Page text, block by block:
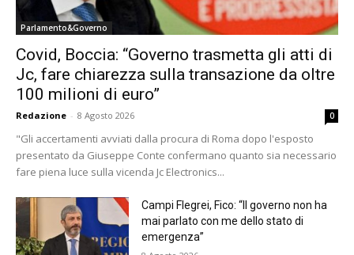
Parlamento&Governo
Covid, Boccia: “Governo trasmetta gli atti di
Jc, fare chiarezza sulla transazione da oltre
100 milioni di euro”
Redazione - 8 Agosto 2026 0
"Gli accertamenti avviati dalla procura di Roma dopo l'esposto
presentato da Giuseppe Conte confermano quanto sia necessario
fare piena luce sulla vicenda Jc Electronics...
Campi Flegrei, Fico: “Il governo non ha
mai parlato con me dello stato di
emergenza”